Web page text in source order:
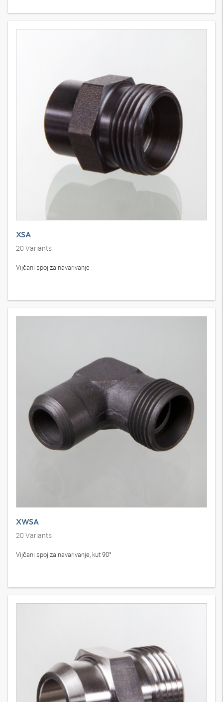
XSA
20 Variants
Vijčani spoj za navarivanje
XWSA
20 Variants
Vijčani spoj za navarivanje, kut 90°